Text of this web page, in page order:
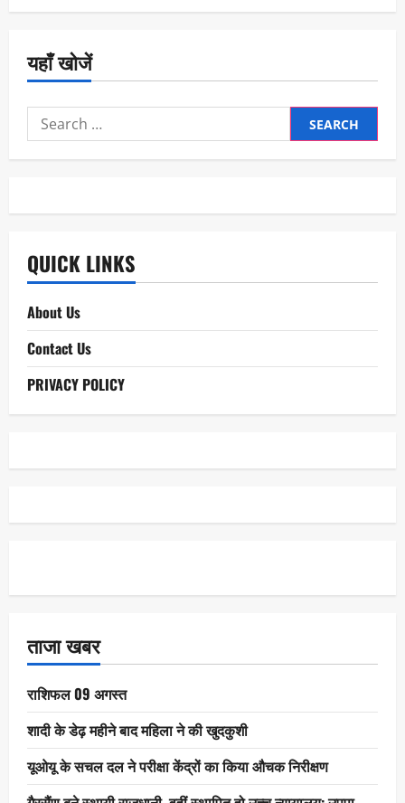
यहाँ खोजें
Search
for:
QUICK LINKS
About Us
Contact Us
PRIVACY POLICY
ताजा खबर
राशिफल 09 अगस्त
शादी के डेढ़ महीने बाद महिला ने की खुदकुशी
यूओयू के सचल दल ने परीक्षा केंद्रों का किया औचक निरीक्षण